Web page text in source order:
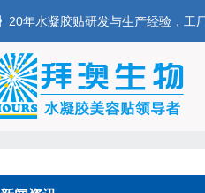
20年水凝胶贴研发与生产经验，工